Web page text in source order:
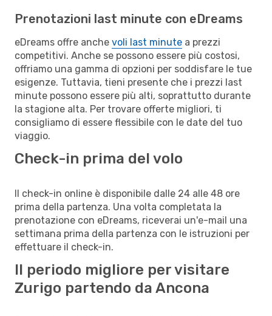
Prenotazioni last minute con eDreams
eDreams offre anche voli last minute a prezzi
competitivi. Anche se possono essere più costosi,
offriamo una gamma di opzioni per soddisfare le tue
esigenze. Tuttavia, tieni presente che i prezzi last
minute possono essere più alti, soprattutto durante
la stagione alta. Per trovare offerte migliori, ti
consigliamo di essere flessibile con le date del tuo
viaggio.
Check-in prima del volo
Il check-in online è disponibile dalle 24 alle 48 ore
prima della partenza. Una volta completata la
prenotazione con eDreams, riceverai un'e-mail una
settimana prima della partenza con le istruzioni per
effettuare il check-in.
Il periodo migliore per visitare
Zurigo partendo da Ancona